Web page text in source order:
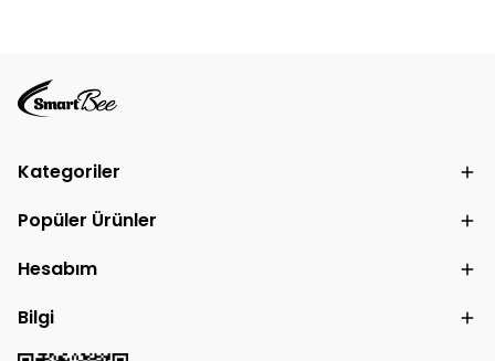
Kategoriler
Popüler Ürünler
Hesabım
Bilgi